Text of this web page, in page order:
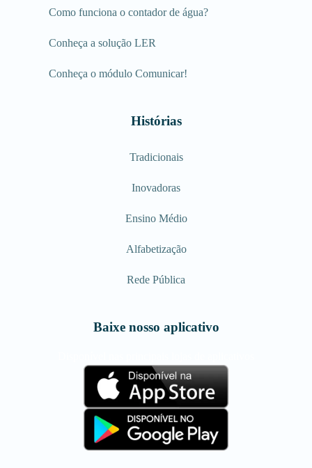
Como funciona o contador de água?
Conheça a solução LER
Conheça o módulo Comunicar!
Histórias
Tradicionais
Inovadoras
Ensino Médio
Alfabetização
Rede Pública
Baixe nosso aplicativo